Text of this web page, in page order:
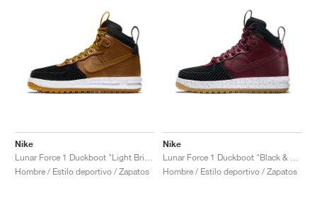
Nike
Hombre / Estilo deportivo / Zapatos
Nike
Hombre / Estilo deportivo / Zapatos